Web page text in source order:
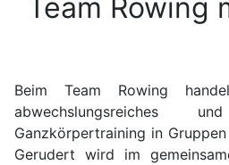
Team Rowing
Beim Team Rowing
abwechslungsreiches
Ganzkörpertraining in
Gerudert wird im